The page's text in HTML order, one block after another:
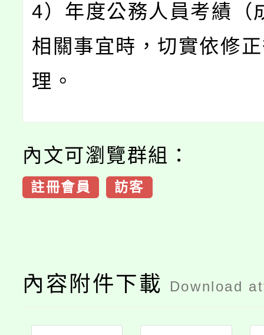
4）年度公務人員考績（
相關事宜時，切實依修
理。
內文可瀏覽群組：
註冊會員 訪客
內容附件下載 Download